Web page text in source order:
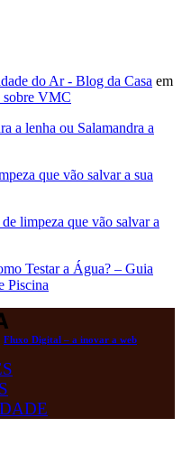
do Ar - Blog da Casa em
sobre VMC
a lenha ou Salamandra a
que vão salvar a sua
limpeza que vão salvar a
Testar a Água? – Guia
Piscina
Fluxo Digital – a inovar a web